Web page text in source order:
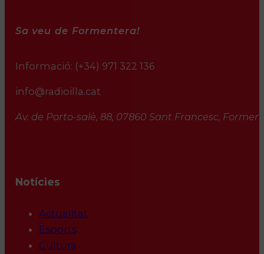
Sa veu de Formentera!
Informació: (+34) 971 322 136
info@radioilla.cat
Av. de Porto-salè, 88, 07860 Sant Francesc,
Notícies
Actualitat
Esports
Cultura